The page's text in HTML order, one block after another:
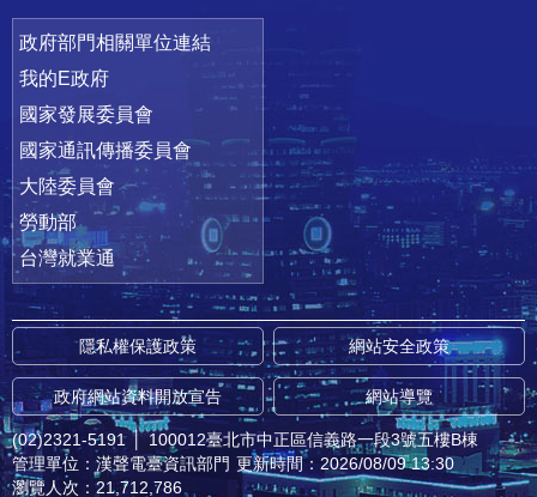
政府部門相關單位連結
我的E政府
國家發展委員會
國家通訊傳播委員會
大陸委員會
勞動部
台灣就業通
隱私權保護政策 網站安全政策
政府網站資料開放宣告 網站導覽
(02)2321-5191 │ 100012臺北市中正區信義路一段3號五樓B棟
管理單位：漢聲電臺資訊部門 更新時間：2026/08/09 13:30
瀏覽人次：21,712,786